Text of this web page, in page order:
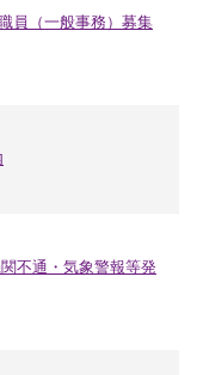
員（一般事務）募集
不通・気象警報等発